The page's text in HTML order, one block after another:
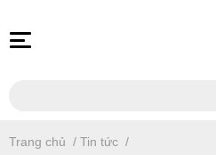
Trang chủ / Tin tức /